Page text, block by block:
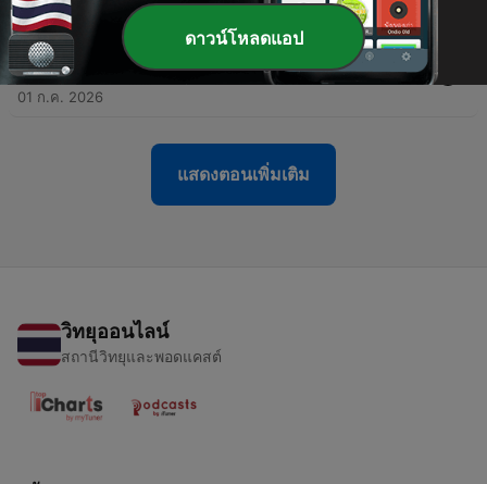
08 ก.ค. 2026
117 - 162 - 165 Capítulo XIV. Acerca de los médiums |
Libro de los Médiums | 23.06.2026
01 ก.ค. 2026
แสดงตอนเพิ่มเติม
วิทยุออนไลน์
สถานีวิทยุและพอดแคสต์
ดาวน์โหลดแอป